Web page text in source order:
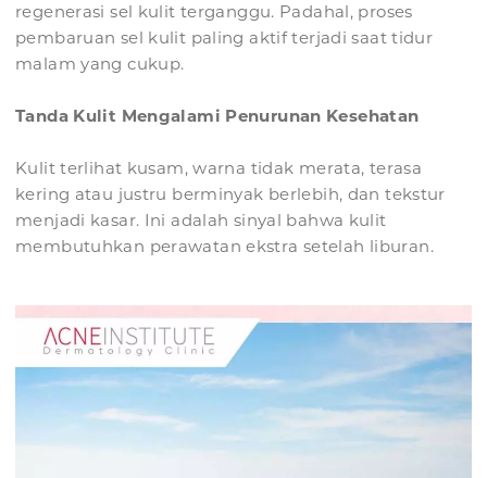
regenerasi sel kulit terganggu. Padahal, proses
pembaruan sel kulit paling aktif terjadi saat tidur
malam yang cukup.
Tanda Kulit Mengalami Penurunan Kesehatan
Kulit terlihat kusam, warna tidak merata, terasa
kering atau justru berminyak berlebih, dan tekstur
menjadi kasar. Ini adalah sinyal bahwa kulit
membutuhkan perawatan ekstra setelah liburan.